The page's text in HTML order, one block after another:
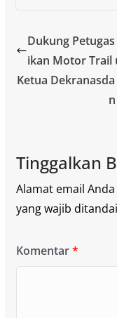
Dukung
ikan Motor Trail
Ketua
Tinggalkan
Alamat email
yang wajib ditandai
Komentar*